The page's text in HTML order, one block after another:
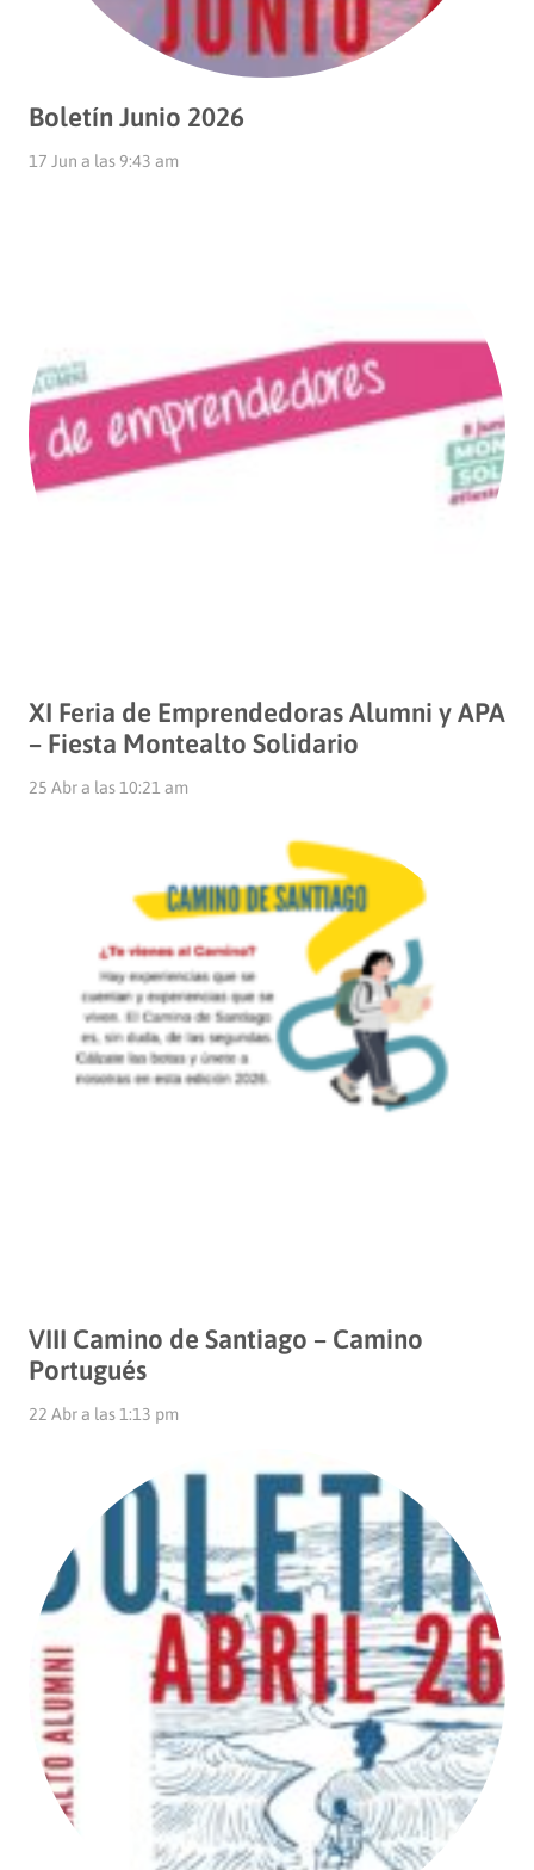
Boletín Junio 2026
17 Jun a las 9:43 am
XI Feria de Emprendedoras Alumni y APA
– Fiesta Montealto Solidario
25 Abr a las 10:21 am
VIII Camino de Santiago – Camino
Portugués
22 Abr a las 1:13 pm